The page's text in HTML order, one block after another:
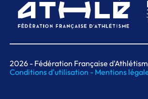
2026 - Fédération Française
Conditions d'utilisation - Mentions